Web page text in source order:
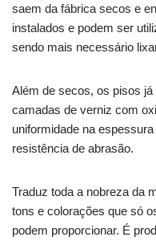
saem da fábrica secos e
instalados e podem ser
sendo mais necessário
Além de secos, os pisos
camadas de verniz com
uniformidade na
resistência de abrasão.
Traduz toda a nobreza da
tons e colorações que só
podem proporcionar. É